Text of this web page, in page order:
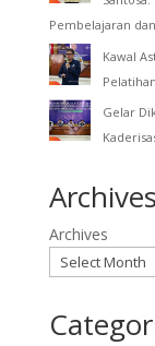
Pembelajaran
Kawal
Gelar
Archives
Archives